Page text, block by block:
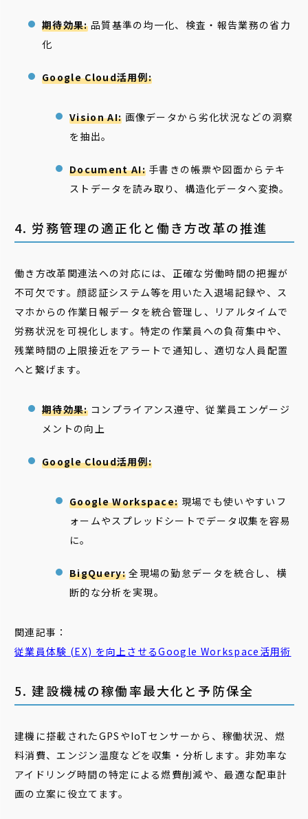
期待効果:品質基準の均一化、検査・報告業務の省力
化
Google Cloud活用例:
Vision AI: 画像データから劣化状況などの洞察
を抽出。
Document AI:手書きの帳票や図面からテキ
ストデータを読み取り、構造化データへ変換。
4. 労務管理の適正化と働き方改革の推進
働き方改革関連法への対応には、正確な労働時間の把握が
不可欠です。顔認証システム等を用いた入退場記録や、ス
マホからの作業日報データを統合管理し、リアルタイムで
労務状況を可視化します。特定の作業員への負荷集中や、
残業時間の上限接近をアラートで通知し、適切な人員配置
へと繋げます。
期待効果:コンプライアンス遵守、従業員エンゲージ
メントの向上
Google Cloud活用例:
Google Workspace: 現場でも使いやすいフ
ォームやスプレッドシートでデータ収集を容易
に。
BigQuery:全現場の勤怠データを統合し、横
断的な分析を実現。
関連記事：
従業員体験 (EX) を向上させるGoogle Workspace活用術
5. 建設機械の稼働率最大化と予防保全
建機に搭載されたGPSやIoTセンサーから、稼働状況、燃
料消費、エンジン温度などを収集・分析します。非効率な
アイドリング時間の特定による燃費削減や、最適な配車計
画の立案に役立てます。